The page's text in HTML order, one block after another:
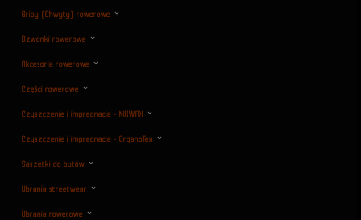
Gripy (Chwyty) rowerowe
Dzwonki rowerowe
Akcesoria rowerowe
Części rowerowe
Czyszczenie i impregnacja - NIKWAX
Czyszczenie i impregnacja - OrganoTex
Saszetki do butów
Ubrania streetwear
Ubrania rowerowe